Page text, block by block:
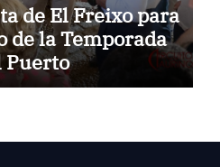
de El Freixo para
de la Temporada
Puerto